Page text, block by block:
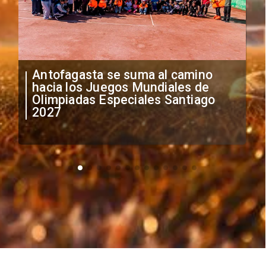
Antofagasta se suma al camino
hacia los Juegos Mundiales de
Olimpiadas Especiales Santiago
2027